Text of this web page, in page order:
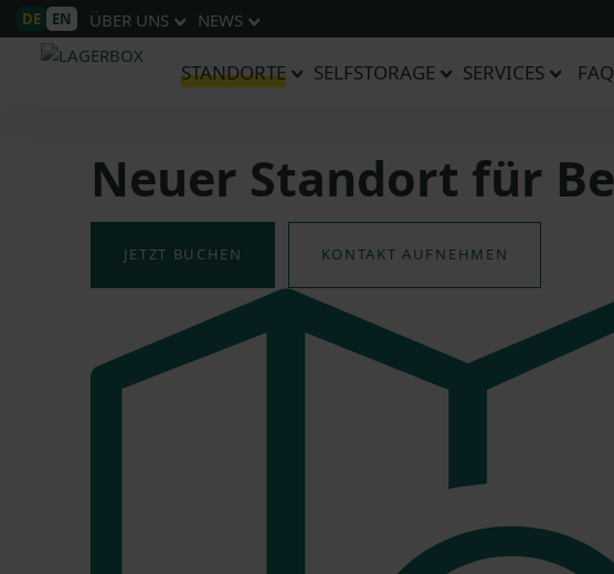
DE EN ÜBER UNS NEWS
STANDORTE SELFSTORAGE SERVICES FAQ
Neuer Standort für
JETZT BUCHEN KONTAKT AUFNEHMEN